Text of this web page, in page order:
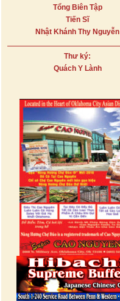
Tổng Biên Tập
Tiến Sĩ
Nhật Khánh Thy Nguyễn
Thư ký:
Quách Y Lành